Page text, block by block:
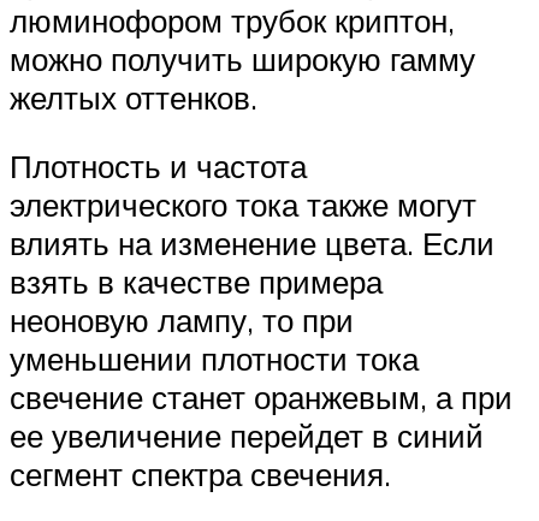
люминофором трубок криптон,
можно получить широкую гамму
желтых оттенков.
Плотность и частота
электрического тока также могут
влиять на изменение цвета. Если
взять в качестве примера
неоновую лампу, то при
уменьшении плотности тока
свечение станет оранжевым, а при
ее увеличение перейдет в синий
сегмент спектра свечения.